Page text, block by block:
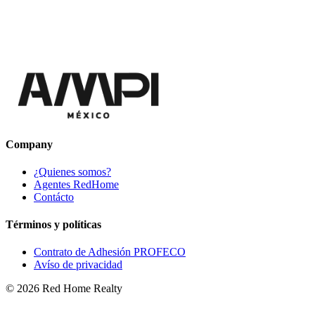
Company
¿Quienes somos?
Agentes RedHome
Contácto
Términos y políticas
Contrato de Adhesión PROFECO
Avíso de privacidad
© 2026 Red Home Realty